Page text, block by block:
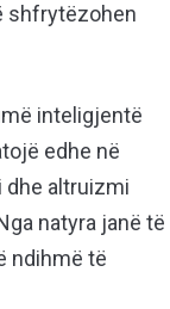
shfrytëzohen
inteligjentë
edhe në
altruizmi
natyra janë të
ndihmë të